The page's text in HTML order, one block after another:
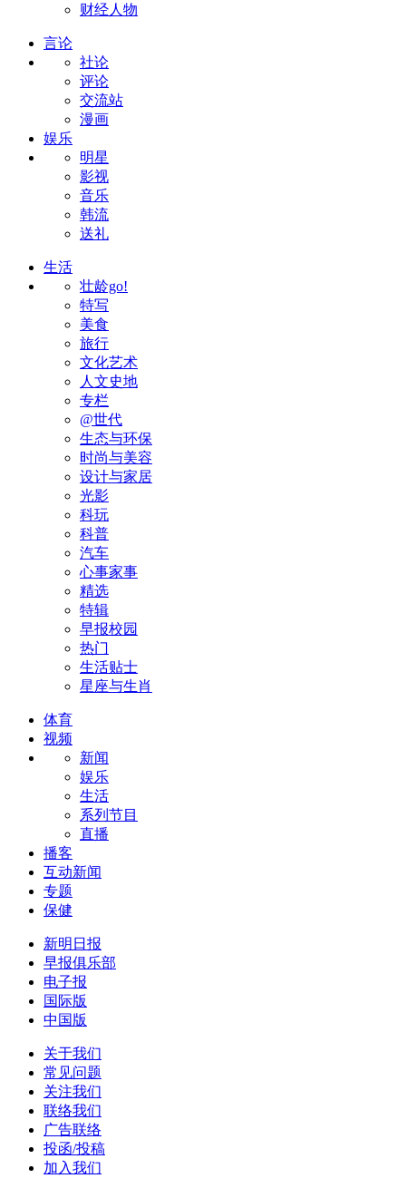
财经人物
言论
社论
评论
交流站
漫画
娱乐
明星
影视
音乐
韩流
送礼
生活
壮龄go!
特写
美食
旅行
文化艺术
人文史地
专栏
@世代
生态与环保
时尚与美容
设计与家居
光影
科玩
科普
汽车
心事家事
精选
特辑
早报校园
热门
生活贴士
星座与生肖
体育
视频
新闻
娱乐
生活
系列节目
直播
播客
互动新闻
专题
保健
新明日报
早报俱乐部
电子报
国际版
中国版
关于我们
常见问题
关注我们
联络我们
广告联络
投函/投稿
加入我们